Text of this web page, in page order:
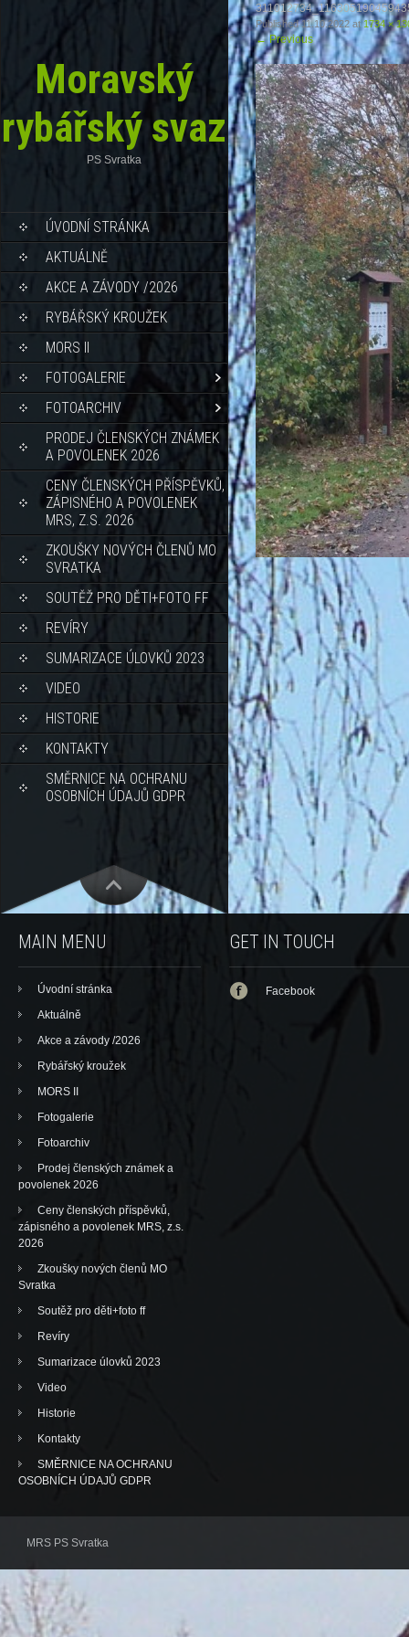
Moravský
rybářský svaz
PS Svratka
ÚVODNÍ STRÁNKA
AKTUÁLNĚ
AKCE A ZÁVODY /2026
RYBÁŘSKÝ KROUŽEK
MORS II
FOTOGALERIE
FOTOARCHIV
PRODEJ ČLENSKÝCH ZNÁMEK
A POVOLENEK 2026
CENY ČLENSKÝCH PŘÍSPĚVKŮ,
ZÁPISNÉHO A POVOLENEK
MRS, Z.S. 2026
ZKOUŠKY NOVÝCH ČLENŮ MO
SVRATKA
SOUTĚŽ PRO DĚTI+FOTO FF
REVÍRY
SUMARIZACE ÚLOVKŮ 2023
VIDEO
HISTORIE
KONTAKTY
SMĚRNICE NA OCHRANU
OSOBNÍCH ÚDAJŮ GDPR
Published11.10.2022 at1734 ×
←Previous
MAIN MENU
Úvodní stránka
Aktuálně
Akce a závody /2026
Rybářský kroužek
MORS II
Fotogalerie
Fotoarchiv
Prodej členských známek a
povolenek 2026
Ceny členských příspěvků,
zápisného a povolenek MRS, z.s.
2026
Zkoušky nových členů MO
Svratka
Soutěž pro děti+foto ff
Revíry
Sumarizace úlovků 2023
Video
Historie
Kontakty
SMĚRNICE NA OCHRANU
OSOBNÍCH ÚDAJŮ GDPR
GET IN TOUCH
Facebook
MRS PS Svratka